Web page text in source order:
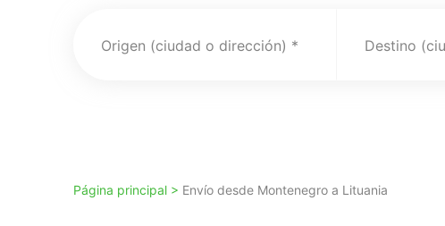
Origen (ciudad o dirección) Destino
Página principal > Envío desde Montenegro a Lituania